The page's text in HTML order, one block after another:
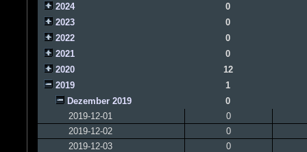
2024
0
2023
0
2022
0
2021
0
2020
12
2019
1
Dezember 2019
0
2019-12-01
0
2019-12-02
0
2019-12-03
0